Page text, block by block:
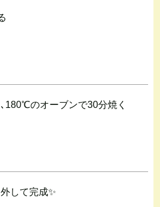
180℃のオーブンで30分焼く
して完成✨